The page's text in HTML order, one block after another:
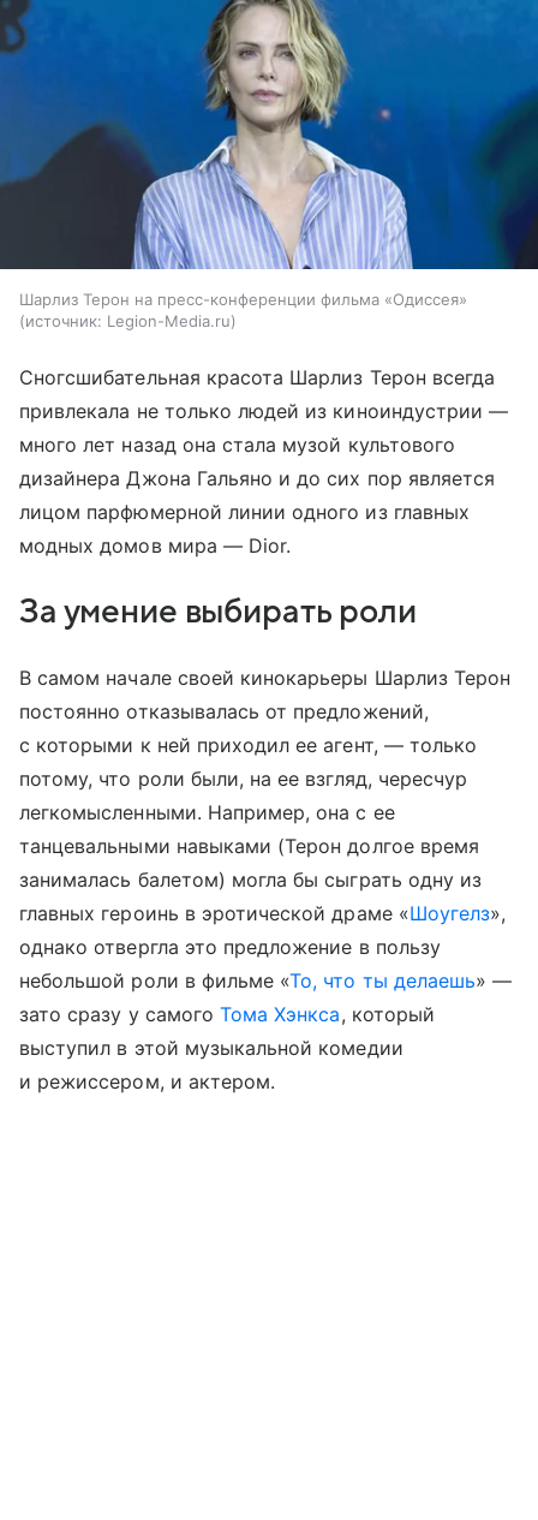
Шарлиз Терон на пресс-конференции фильма «Одиссея»
источник: Legion-Media.ru
Сногсшибательная красота Шарлиз Терон всегда
привлекала не только людей из киноиндустрии —
много лет назад она стала музой культового
дизайнера Джона Гальяно и до сих пор является
лицом парфюмерной линии одного из главных
модных домов мира — Dior.
За умение выбирать роли
В самом начале своей кинокарьеры Шарлиз Терон
постоянно отказывалась от предложений,
с которыми к ней приходил ее агент, — только
потому, что роли были, на ее взгляд, чересчур
легкомысленными. Например, она с ее
танцевальными навыками (Терон долгое время
занималась балетом) могла бы сыграть одну из
главных героинь в эротической драме «Шоугелз»,
однако отвергла это предложение в пользу
небольшой роли в фильме «То, что ты делаешь» —
зато сразу у самого Тома Хэнкса, который
выступил в этой музыкальной комедии
и режиссером, и актером.